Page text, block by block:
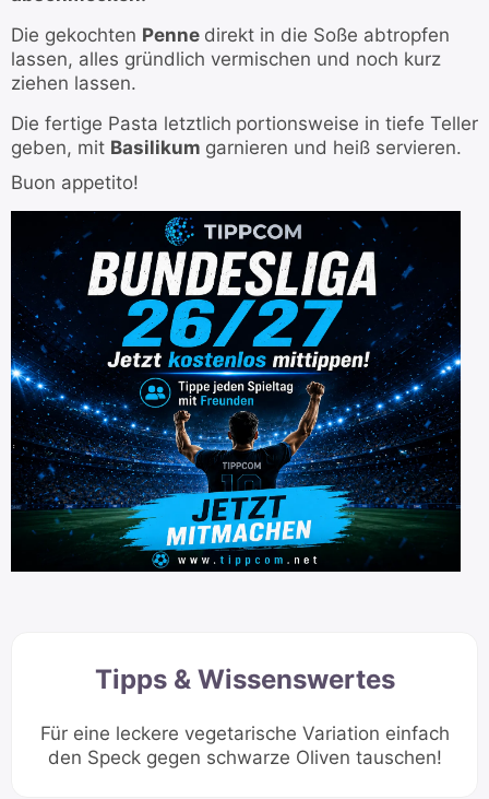
Die gekochten Penne direkt in die Soße abtropfen
lassen, alles gründlich vermischen und noch kurz
ziehen lassen.
Die fertige Pasta letztlich portionsweise in tiefe Teller
geben, mit Basilikum garnieren und heiß servieren.
Buon appetito!
Tipps & Wissenswertes
Für eine leckere vegetarische Variation einfach
den Speck gegen schwarze Oliven tauschen!